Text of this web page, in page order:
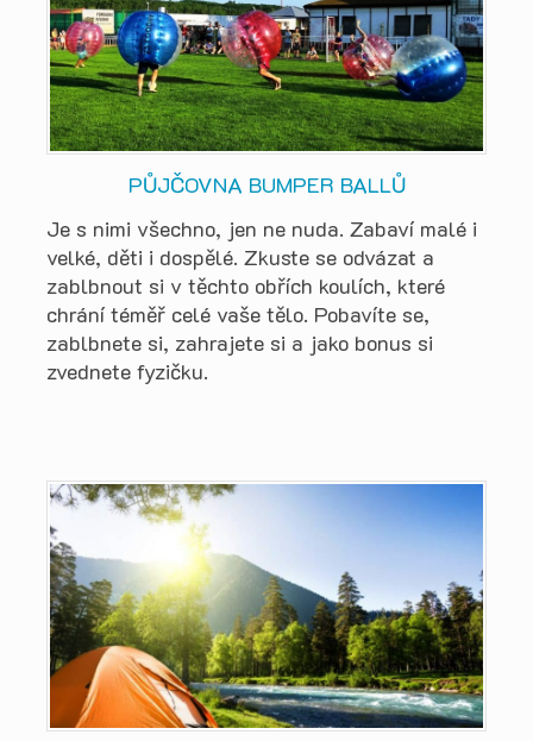
PŮJČOVNA BUMPER BALLŮ
Je s nimi všechno, jen ne nuda. Zabaví malé i
velké, děti i dospělé. Zkuste se odvázat a
zablbnout si v těchto obřích koulích, které
chrání téměř celé vaše tělo. Pobavíte se,
zablbnete si, zahrajete si a jako bonus si
zvednete fyzičku.